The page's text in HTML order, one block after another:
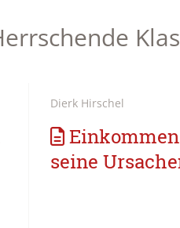
Dierk Hirschel
seine